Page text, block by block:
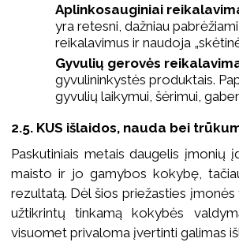
Aplinkosauginiai
yra retesni, dažniau
reikalavimus ir naudoja
Gyvulių gerovės
gyvulininkystės produktais.
gyvulių laikymui, šėrimui,
2.5. KUS išlaidos, nauda bei
Paskutiniais metais daugelis įmonių
maisto ir jo gamybos kokybę,
rezultatą. Dėl šios priežasties
užtikrintų tinkamą kokybės
visuomet privaloma įvertinti galimas